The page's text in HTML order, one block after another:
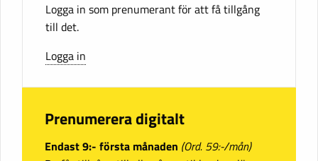
Logga in som prenumerant för att få tillgång
till det.
Logga in
Prenumerera digitalt
Endast 9:- första månaden (Ord. 59:-/mån)